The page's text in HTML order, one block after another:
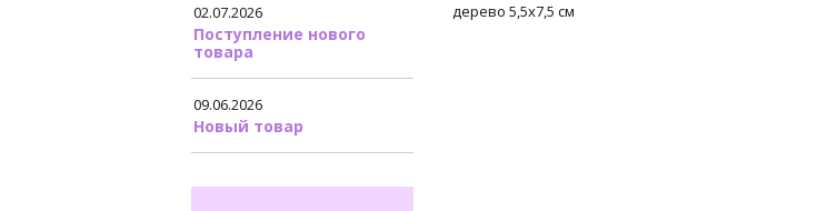
02.07.2026
Поступление нового
товара
09.06.2026
Новый товар
дерево 5,5х7,5 см